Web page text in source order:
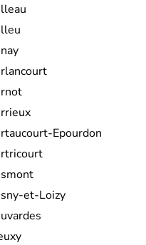
Epourdon
et-Loizy